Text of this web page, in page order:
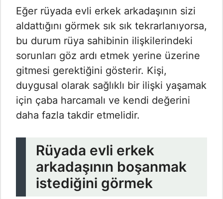
Eğer rüyada evli erkek arkadaşının sizi
aldattığını görmek sık sık tekrarlanıyorsa,
bu durum rüya sahibinin ilişkilerindeki
sorunları göz ardı etmek yerine üzerine
gitmesi gerektiğini gösterir. Kişi,
duygusal olarak sağlıklı bir ilişki yaşamak
için çaba harcamalı ve kendi değerini
daha fazla takdir etmelidir.
Rüyada evli erkek
arkadaşının boşanmak
istediğini görmek